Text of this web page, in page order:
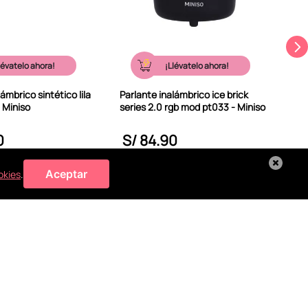
. Aceptar
ahora!
sintético lila
BOLSA
¡Llévatelo ahora!
Parlante inalámbrico ice brick
series 2.0 rgb mod pt033 - Miniso
S/84.90